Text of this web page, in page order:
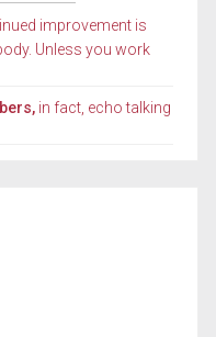
improvement is
Unless you work
in fact, echo talking